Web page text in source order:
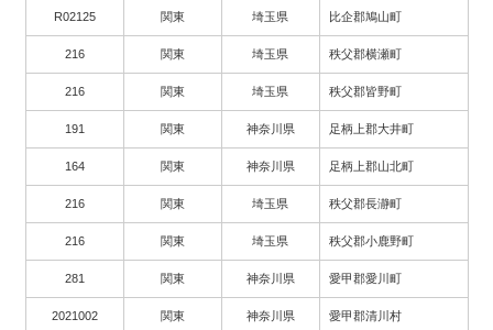
R02125 関東 埼玉県 比企郡鳩山町
216 関東 埼玉県 秩父郡横瀬町
216 関東 埼玉県 秩父郡皆野町
191 関東 神奈川県 足柄上郡大井町
164 関東 神奈川県 足柄上郡山北町
216 関東 埼玉県 秩父郡長瀞町
216 関東 埼玉県 秩父郡小鹿野町
281 関東 神奈川県 愛甲郡愛川町
2021002 関東 神奈川県 愛甲郡清川村